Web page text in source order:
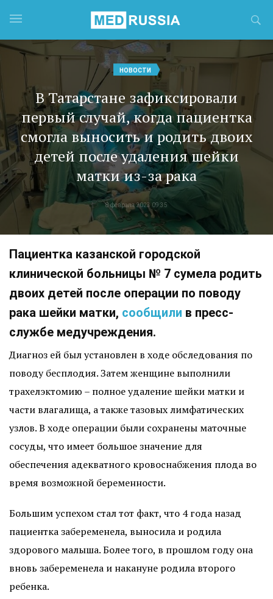
НОВОСТИ
В Татарстане зафиксировали
первый случай, когда пациентка
смогла выносить и родить двоих
детей после удаления шейки
матки из-за рака
8 февраля 2023 09:35
Пациентка казанской городской
клинической больницы № 7 сумела родить
двоих детей после операции по поводу
рака шейки матки, сообщили в пресс-
службе медучреждения.
Диагноз ей был установлен в ходе обследования по
поводу бесплодия. Затем женщине выполнили
трахелэктомию – полное удаление шейки матки и
части влагалища, а также тазовых лимфатических
узлов. В ходе операции были сохранены маточные
сосуды, что имеет большое значение для
обеспечения адекватного кровоснабжения плода во
время возможной беременности.
Большим успехом стал тот факт, что 4 года назад
пациентка забеременела, выносила и родила
здорового малыша. Более того, в прошлом году она
вновь забеременела и накануне родила второго
ребенка.